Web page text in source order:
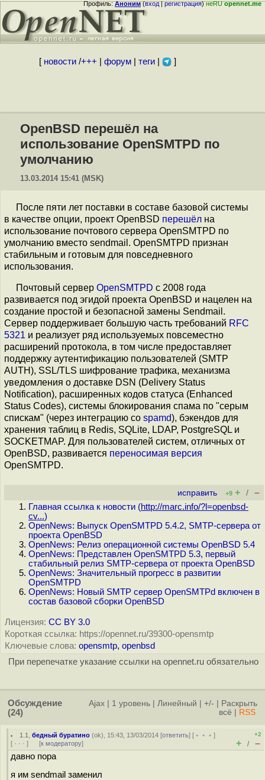
Профиль:Аноним(вход|регистрация)неRUopennet.me
[ новости/+++ форум| теги| ]
OpenBSD перешёл на
использование OpenSMTPD по
умолчанию
13.03.2014 15:41 (MSK)
После пяти лет поставки в составе базовой системы
в качестве опции, проект OpenBSD перешёл на
использование почтового сервера OpenSMTPD по
умолчанию вместо sendmail. OpenSMTPD признан
стабильным и готовым для повседневного
использования.
Почтовый сервер OpenSMTPD с 2008 года
развивается под эгидой проекта OpenBSD и нацелен на
создание простой и безопасной замены Sendmail.
Сервер поддерживает большую часть требований RFC
5321 и реализует ряд используемых повсеместно
расширений протокола, в том числе предоставляет
поддержку аутентификацию пользователей (SMTP
AUTH), SSL/TLS шифрование трафика, механизма
уведомления о доставке DSN (Delivery Status
Notification), расширенных кодов статуса (Enhanced
Status Codes), системы блокирования спама по "серым
спискам" (через интеграцию со spamd), бэкендов для
хранения таблиц в Redis, SQLite, LDAP, PostgreSQL и
SOCKETMAP. Для пользователей систем, отличных от
OpenBSD, развивается переносимая версия
OpenSMTPD.
исправить +9 + / –
Главная ссылка к новости (http://marc.info/?l=openbsd-
cv...)
OpenNews: Выпуск OpenSMTPD 5.4.2, SMTP-сервера от
проекта OpenBSD
OpenNews: Релиз операционной системы OpenBSD 5.4
OpenNews: Представлен OpenSMTPD 5.3, первый
стабильный релиз SMTP-сервера от проекта OpenBSD
OpenNews: Значительный прогресс в развитии
OpenSMTPD
OpenNews: Новый SMTP сервер OpenSMTPd включен в
состав базовой сборки OpenBSD
Лицензия: CC BY 3.0
Короткая ссылка: https://opennet.ru/39300-opensmtp
Ключевые слова: opensmtp, openbsd
При перепечатке указание ссылки на opennet.ru обязательно
Обсуждение
(24)
Ajax 1 уровень Линейный +/-
Раскрыть
всё
RSS
1.1 ,бедный буратино (ok), 15:43, 13/03/2014 [ответить] [ ﹢﹢﹢]
[ · · · ] [к модератору]
+2
+ / –
давно пора
я им sendmail заменил